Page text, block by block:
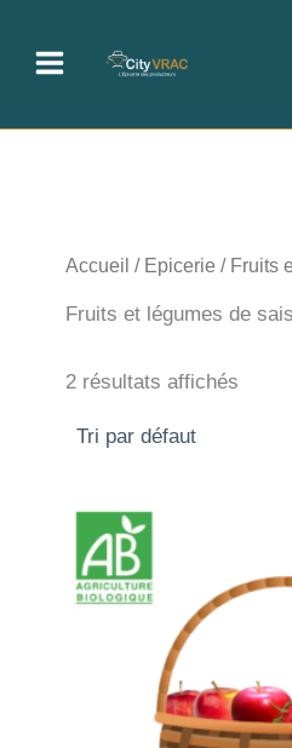
contenu
Accueil / Epicerie / Fruits
Fruits et légumes de
2 résultats affichés